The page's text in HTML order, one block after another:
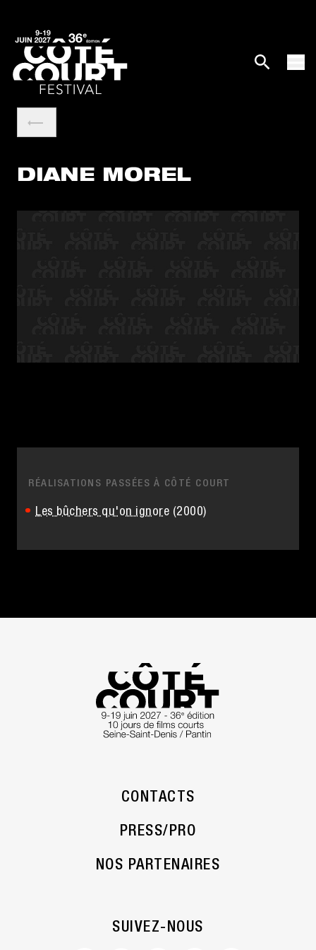
DIANE MOREL
RÉALISATIONS PASSÉES À CÔTÉ COURT
Les bûchers qu'on ignore (2000)
CONTACTS
PRESS/PRO
NOS PARTENAIRES
SUIVEZ-NOUS